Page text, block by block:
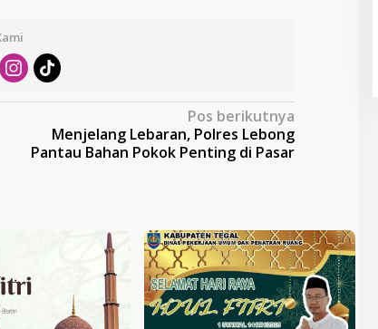
Pos berikutnya
Menjelang Lebaran, Polres Lebong
Pantau Bahan Pokok Penting di Pasar